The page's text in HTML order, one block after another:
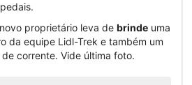
proprietário leva de brinde uma
da equipe Lidl-Trek e também um
corrente. Vide última foto.